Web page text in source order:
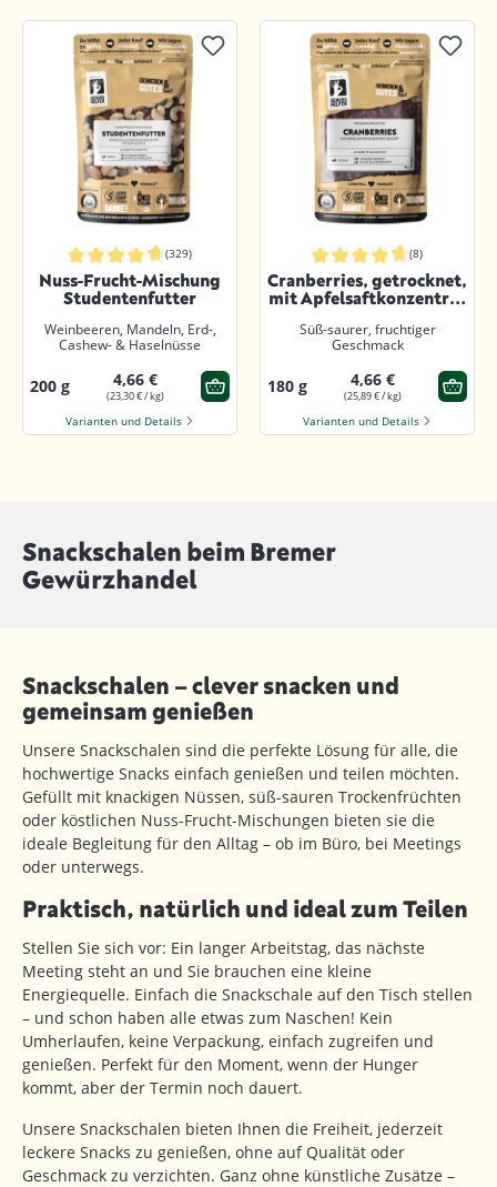
Durchschnittliche Bewertung von 4.8 von 5 Sternen
(329)
Nuss-Frucht-Mischung
Studentenfutter
Weinbeeren, Mandeln, Erd-,
Cashew- & Haselnüsse
200 g 4,66 €
(23,30 € / kg)
Varianten und Details
Durchschnittliche Bewertung von
(8)
Cranberries, getrocknet,
mit Apfelsaftkonzentrat
Süß-saurer, fruchtiger
Geschmack
180 g 4,66 €
(25,89 € / kg)
Varianten und Details
Snackschalen beim Bremer
Gewürzhandel
Snackschalen – clever snacken und
gemeinsam genießen
Unsere Snackschalen sind die perfekte Lösung für alle, die
hochwertige Snacks einfach genießen und teilen möchten.
Gefüllt mit knackigen Nüssen, süß-sauren Trockenfrüchten
oder köstlichen Nuss-Frucht-Mischungen bieten sie die
ideale Begleitung für den Alltag – ob im Büro, bei Meetings
oder unterwegs.
Praktisch, natürlich und ideal zum Teilen
Stellen Sie sich vor: Ein langer Arbeitstag, das nächste
Meeting steht an und Sie brauchen eine kleine
Energiequelle. Einfach die Snackschale auf den Tisch stellen
– und schon haben alle etwas zum Naschen! Kein
Umherlaufen, keine Verpackung, einfach zugreifen und
genießen. Perfekt für den Moment, wenn der Hunger
kommt, aber der Termin noch dauert.
Unsere Snackschalen bieten Ihnen die Freiheit, jederzeit
leckere Snacks zu genießen, ohne auf Qualität oder
Geschmack zu verzichten. Ganz ohne künstliche Zusätze –